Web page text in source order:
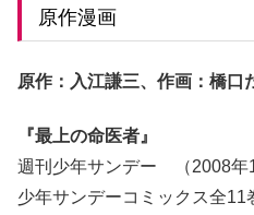
原作漫画
原作：入江謙三、作画：橋口
『最上の命医者』
週刊少年サンデー （2008年
少年サンデーコミックス全11